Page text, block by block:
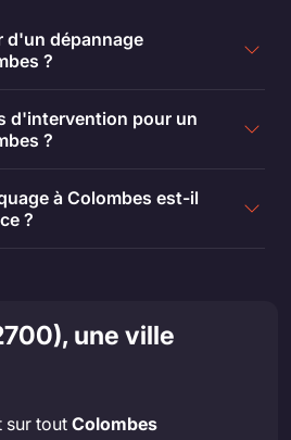
d'un dépannage
?
d'intervention pour un
?
à Colombes est-il
?
une ville
tout Colombes